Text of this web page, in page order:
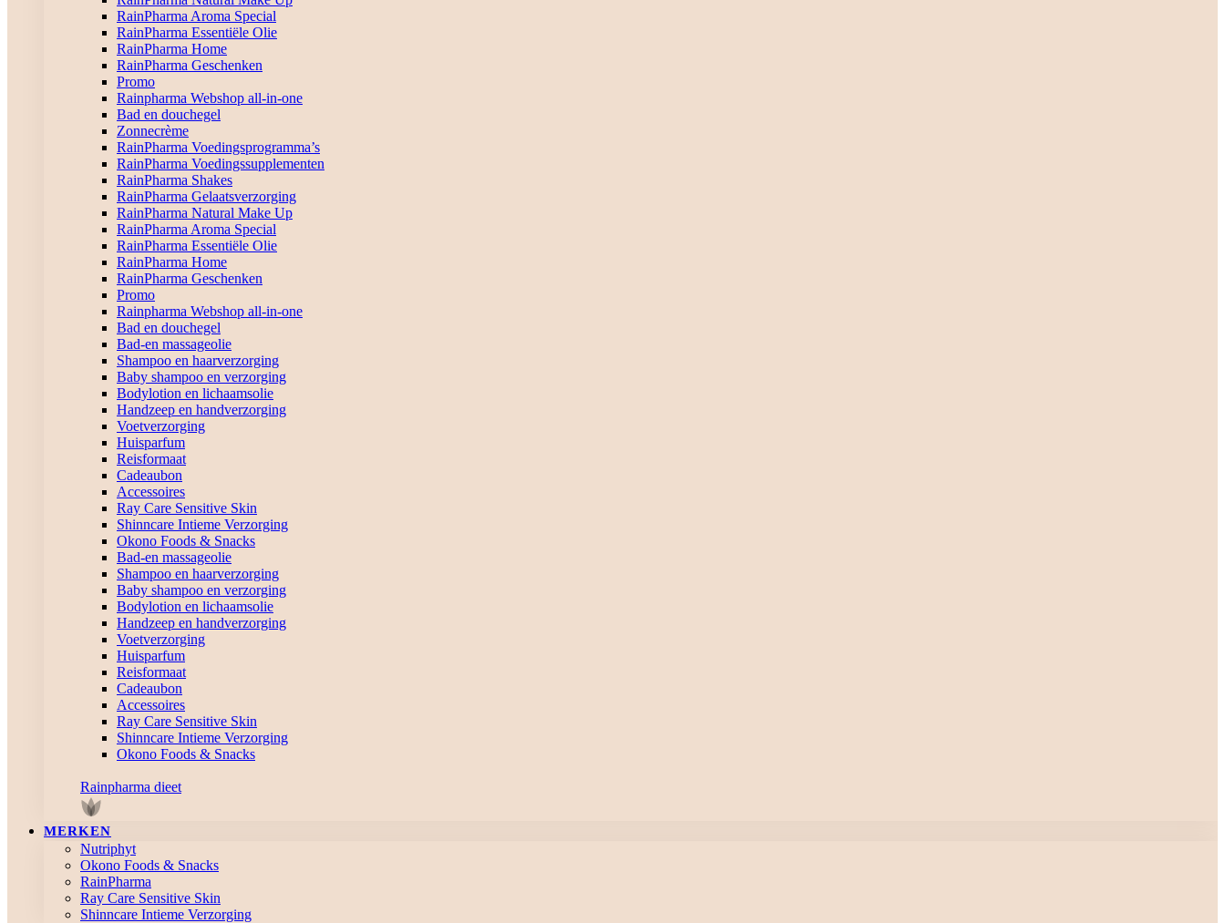
RainPharma Aroma Special
RainPharma Essentiële Olie
RainPharma Home
RainPharma Geschenken
Promo
Rainpharma Webshop all-in-one
Bad en douchegel
Zonnecrème
RainPharma Voedingsprogramma’s
RainPharma Voedingssupplementen
RainPharma Shakes
RainPharma Gelaatsverzorging
RainPharma Natural Make Up
RainPharma Aroma Special
RainPharma Essentiële Olie
RainPharma Home
RainPharma Geschenken
Promo
Rainpharma Webshop all-in-one
Bad en douchegel
Bad-en massageolie
Shampoo en haarverzorging
Baby shampoo en verzorging
Bodylotion en lichaamsolie
Handzeep en handverzorging
Voetverzorging
Huisparfum
Reisformaat
Cadeaubon
Accessoires
Ray Care Sensitive Skin
Shinncare Intieme Verzorging
Okono Foods & Snacks
Bad-en massageolie
Shampoo en haarverzorging
Baby shampoo en verzorging
Bodylotion en lichaamsolie
Handzeep en handverzorging
Voetverzorging
Huisparfum
Reisformaat
Cadeaubon
Accessoires
Ray Care Sensitive Skin
Shinncare Intieme Verzorging
Okono Foods & Snacks
Rainpharma dieet
MERKEN
Nutriphyt
Okono Foods & Snacks
RainPharma
Ray Care Sensitive Skin
Shinncare Intieme Verzorging